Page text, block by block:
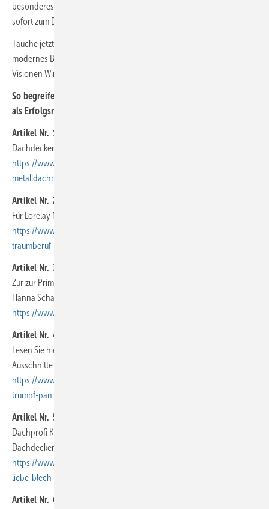
besonderes Highlight vorbereitet: Elf exklusive Fachartikel stehen ab
sofort zum Download bereit.
Tauche jetzt ein, in erstklassiges Fachwissen und erfahre, wie
modernes Bekleiden von Fassaden und Dächern architektonische
Visionen Wirklichkeit werden lässt.
So begreifen die
als Erfolgsrezept!
Artikel Nr. 1
Dachdecker Alex ist Handwerker aus Leidenschaft
https://www.baumetall.de/dach-wand/vom-schreiner-zum-
metalldachprofi-da…
Artikel Nr. 2
Für Lorelay Nova Wegner ist das Dach ein regelrechter Glücksort
https://www.baumetall.de/dach-wand/dachhandwerk-als-
traumberuf-glueckso…
Artikel Nr. 3
Zur zur Primetime in der Tagesschau? Wie das funktioniert erzählt
Hanna Schaaf
https://www.baumetall.de/dach-wand/es-geht-um-das-grosse-ganze
Artikel Nr. 4
Lesen Sie hier, warum ein spezielles Elektrowerkzeug für präzise
Ausschnitte im Hallenbau so gut geeignet ist
https://www.baumetall.de/dach-wand/dachhandwerker-setzen-auf-
trumpf-pan…
Artikel Nr. 5
Dachprofi Klaus Marquardt erzählt, warum die drei Gewerke
Dachdecker, Klempner und Zimmerer perfekt zusammenpassen
https://www.baumetall.de/dach-wand/qualitaet-im-handwerk-ich-
liebe-blech
Artikel Nr. 6